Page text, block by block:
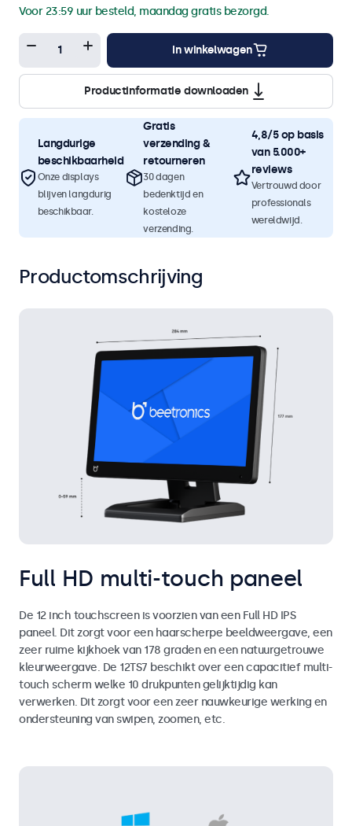
Voor 23:59 uur besteld, maandag gratis bezorgd.
In winkelwagen
Productinformatie downloaden
Langdurige
beschikbaarheid
Onze displays
blijven langdurig
beschikbaar.
Gratis
verzending &
retourneren
30 dagen
bedenktijd en
kosteloze
verzending.
4,8/5 op basis
van 5.000+
reviews
Vertrouwd door
professionals
wereldwijd.
Productomschrijving
Full HD multi-touch paneel
De 12 inch touchscreen is voorzien van een Full HD IPS
paneel. Dit zorgt voor een haarscherpe beeldweergave, een
zeer ruime kijkhoek van 178 graden en een natuurgetrouwe
kleurweergave. De 12TS7 beschikt over een capacitief multi-
touch scherm welke 10 drukpunten gelijktijdig kan
verwerken. Dit zorgt voor een zeer nauwkeurige werking en
ondersteuning van swipen, zoomen, etc.